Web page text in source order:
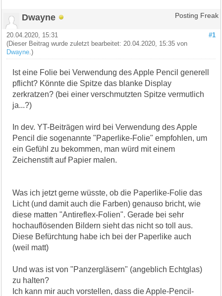
Dwayne Posting Freak
#1
20.04.2020, 15:31
(Dieser Beitrag wurde zuletzt bearbeitet: 20.04.2020, 15:35 von
Dwayne .)
Ist eine Folie bei Verwendung des Apple Pencil generell
pflicht? Könnte die Spitze das blanke Display
zerkratzen? (bei einer verschmutzten Spitze vermutlich
ja...?)
In dev. YT-Beiträgen wird bei Verwendung des Apple
Pencil die sogenannte "Paperlike-Folie" empfohlen, um
ein Gefühl zu bekommen, man würd mit einem
Zeichenstift auf Papier malen.
Was ich jetzt gerne wüsste, ob die Paperlike-Folie das
Licht (und damit auch die Farben) genauso bricht, wie
diese matten "Antireflex-Folien". Gerade bei sehr
hochauflösenden Bildern sieht das nicht so toll aus.
Diese Befürchtung habe ich bei der Paperlike auch
(weil matt)
Und was ist von "Panzergläsern" (angeblich Echtglas)
zu halten?
Ich kann mir auch vorstellen, dass die Apple-Pencil-